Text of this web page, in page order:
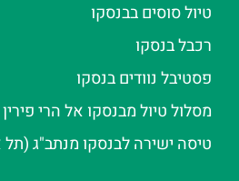
טיול סוסים בבנסקו
רכבל בנסקו
פסטיבל נוודים בנסקו
מסלול טיול מבנסקו אל הרי
טיסה ישירה לבנסקו מנתב"ג